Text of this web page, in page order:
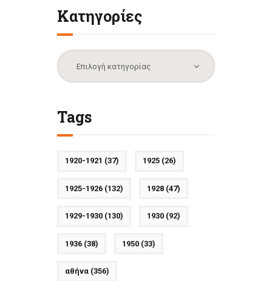
Κατηγορίες
Κατηγορίες
Tags
1920-1921 (37) 1925(26)
1925-1926(132) 1928(47)
1929-1930(130) 1930(92)
1936(38) 1950(33)
αθήνα(356)